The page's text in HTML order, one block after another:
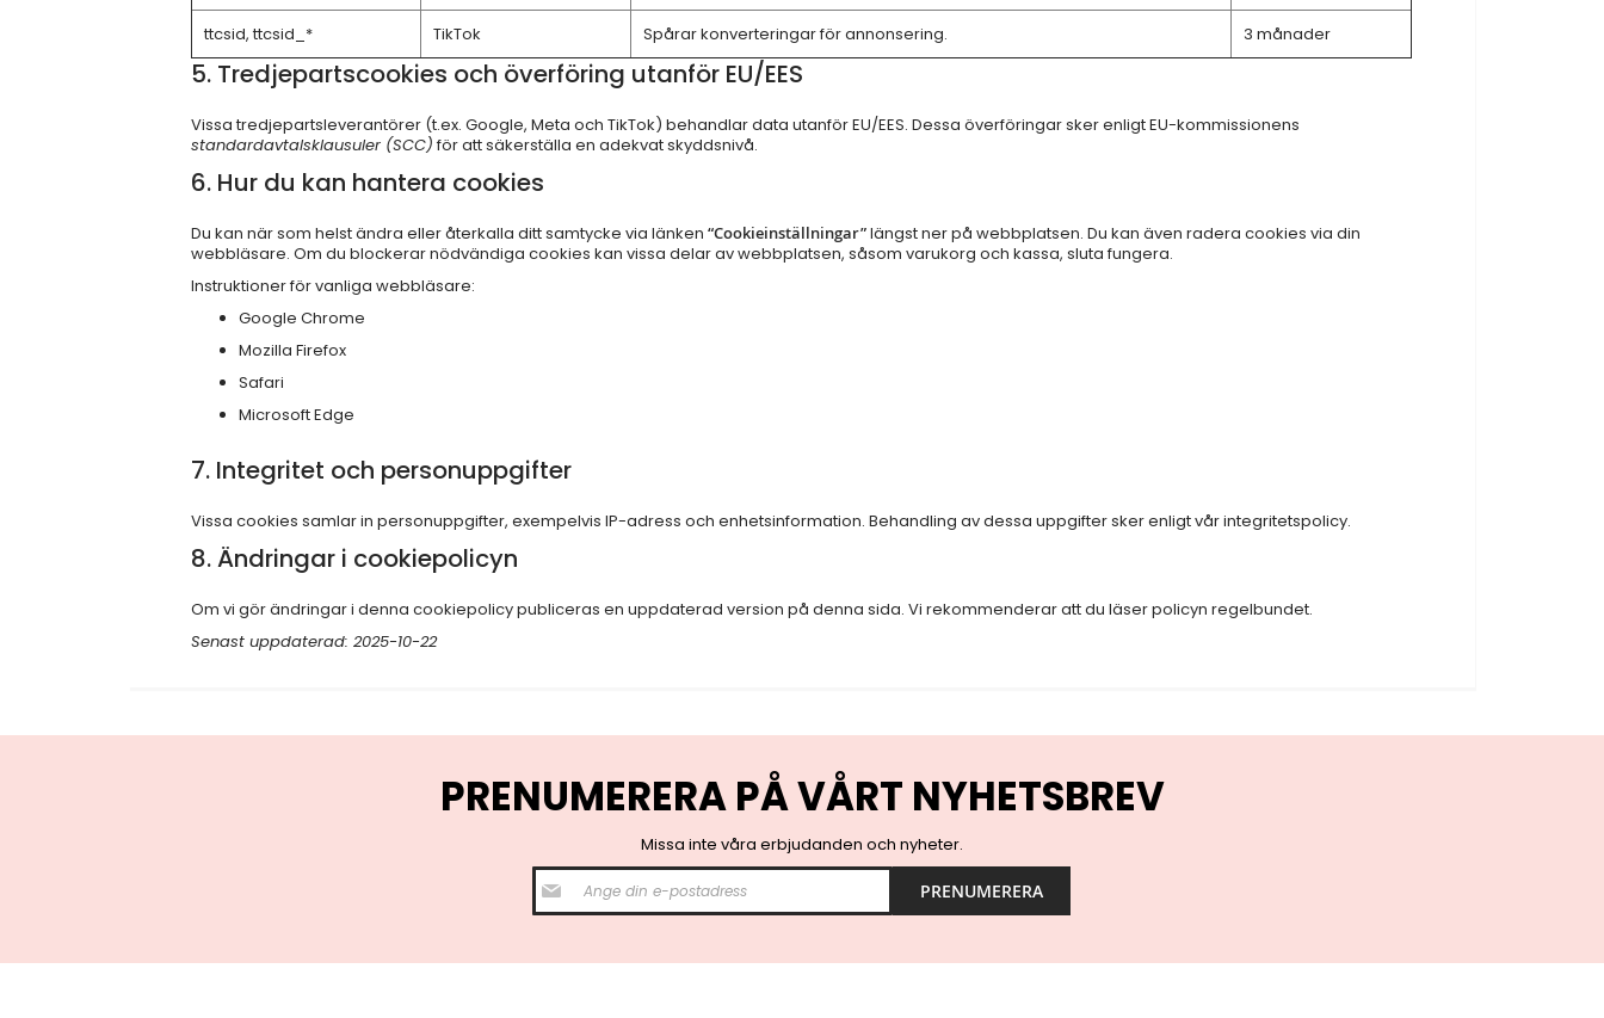
ttcsid, ttcsid_* TikTok Spårar konverteringar för annonsering. 3 månader
5. Tredjepartscookies och överföring utanför EU/EES
Vissa tredjepartsleverantörer (t.ex. Google, Meta och TikTok) behandlar data utanför EU/EES. Dessa överföringar sker enligt EU-kommissionens
standardavtalsklausuler (SCC)för att säkerställa en adekvat skyddsnivå.
6. Hur du kan hantera cookies
Du kan när som helst ändra eller återkalla ditt samtycke via länken“Cookieinställningar”längst ner på webbplatsen. Du kan även radera cookies via din
webbläsare. Om du blockerar nödvändiga cookies kan vissa delar av webbplatsen, såsom varukorg och kassa, sluta fungera.
Instruktioner för vanliga webbläsare:
Google Chrome
Mozilla Firefox
Safari
Microsoft Edge
7. Integritet och personuppgifter
Vissa cookies samlar in personuppgifter, exempelvis IP-adress och enhetsinformation. Behandling av dessa uppgifter sker enligt vårintegritetspolicy.
8. Ändringar i cookiepolicyn
Om vi gör ändringar i denna cookiepolicy publiceras en uppdaterad version på denna sida. Vi rekommenderar att du läser policyn regelbundet.
Senast uppdaterad: 2025-10-22
PRENUMERERA PÅ VÅRT NYHETSBREV
Missa inte våra erbjudanden och nyheter.
S
i
g
PRENUMERERA